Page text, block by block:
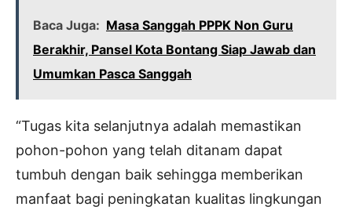
Baca Juga: Masa Sanggah PPPK Non Guru
Berakhir, Pansel Kota Bontang Siap Jawab dan
Umumkan Pasca Sanggah
“Tugas kita selanjutnya adalah memastikan
pohon-pohon yang telah ditanam dapat
tumbuh dengan baik sehingga memberikan
manfaat bagi peningkatan kualitas lingkungan